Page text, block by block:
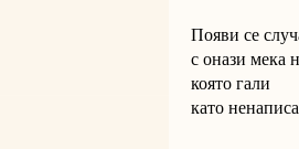
Появи се
с онази мека
която гали
като